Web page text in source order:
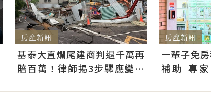
房產新訊
基泰大直爛尾建商判退千萬再
賠百萬！律師揭3步驟應變：
房產新訊
一輩子免
補助 專